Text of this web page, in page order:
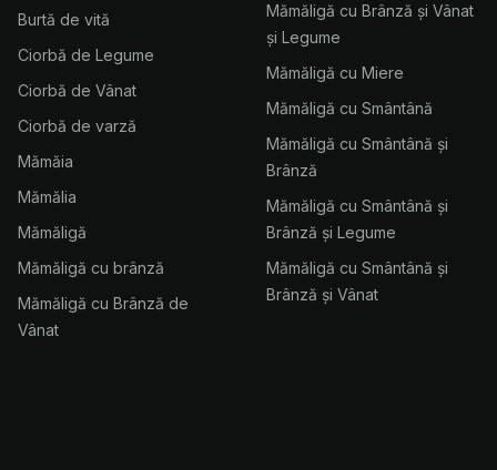
Burtă de vită
Ciorbă de Legume
Ciorbă de Vânat
Ciorbă de varză
Mămăia
Mămălia
Mămăligă
Mămăligă cu brânză
Mămăligă cu Brânză de
Vânat
Mămăligă cu Brânză și Vânat
și Legume
Mămăligă cu Miere
Mămăligă cu Smântână
Mămăligă cu Smântână și
Brânză
Mămăligă cu Smântână și
Brânză și Legume
Mămăligă cu Smântână și
Brânză și Vânat